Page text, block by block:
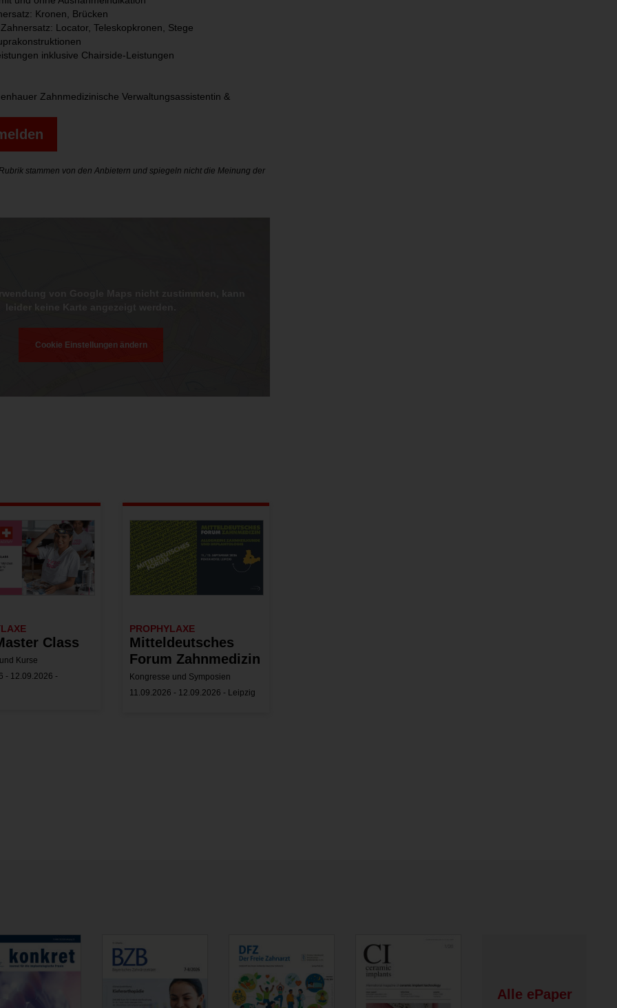
Kronen, Brücken
Locator, Teleskopkronen, Stege
inklusive Chairside-Leistungen
Zahnmedizinische Verwaltungsassistentin &
stammen von den Anbietern und spiegeln nicht die Meinung der
von Google Maps nicht zustimmten, kann
leider keine Karte angezeigt werden.
Cookie Einstellungen ändern
Class
Kurse
- 12.09.2026 -
PROPHYLAXE
Mitteldeutsches
Forum Zahnmedizin
Kongresse und Symposien
11.09.2026 - 12.09.2026 - Leipzig
Alle ePaper